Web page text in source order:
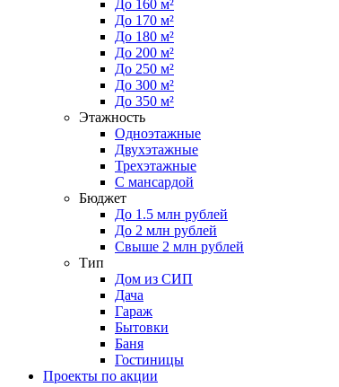
До 160 м²
До 170 м²
До 180 м²
До 200 м²
До 250 м²
До 300 м²
До 350 м²
Этажность
Одноэтажные
Двухэтажные
Трехэтажные
С мансардой
Бюджет
До 1.5 млн рублей
До 2 млн рублей
Свыше 2 млн рублей
Тип
Дом из СИП
Дача
Гараж
Бытовки
Баня
Гостиницы
Проекты по акции